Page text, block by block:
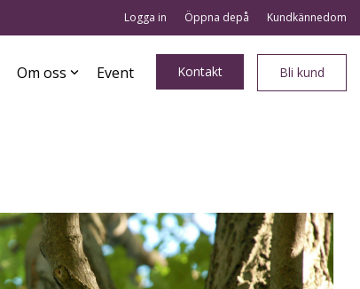
Logga in Öppna depå Kundkännedom
Om oss Event Kontakt Bli kund